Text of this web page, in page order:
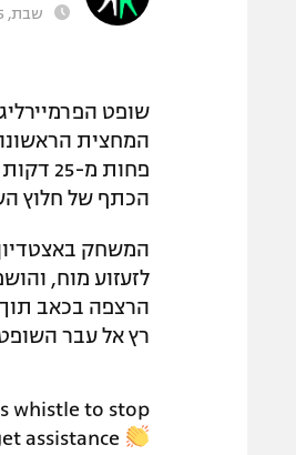
שבת, 18:55, 03.05.25
שופט
המחצית
פחות
הכתף של חלוץ
לזעזוע מוח,
הרצפה בכאב תוך
רץ אל עבר
whistle to stop
assistance